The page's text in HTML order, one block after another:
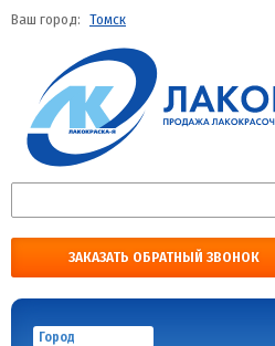
Ваш город: Томск
ЗАКАЗАТЬ ОБРАТНЫЙ ЗВОНОК
Город